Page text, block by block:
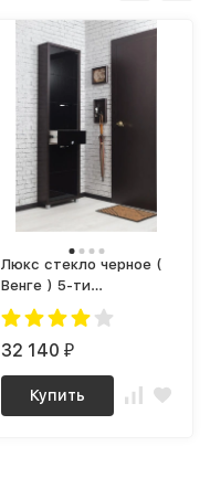
Люкс стекло черное (
Венге ) 5-ти
секционный Плюс
32 140 ₽
Купить